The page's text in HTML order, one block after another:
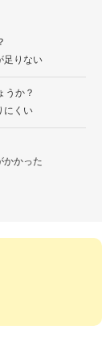
足りない
うか？
にくい
かかった